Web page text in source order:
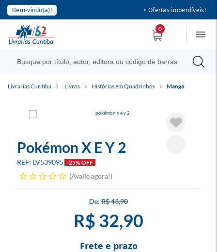
Bem-vindo(a)! • Ofertas imperdíveis!
0
Livrarias Curitiba Livros Histórias em Quadrinhos Mangá
Pokémon X E Y 2
LV539095 -25% OFF
Avalie agora!
R$ 43,90
R$ 32,90
Frete e prazo